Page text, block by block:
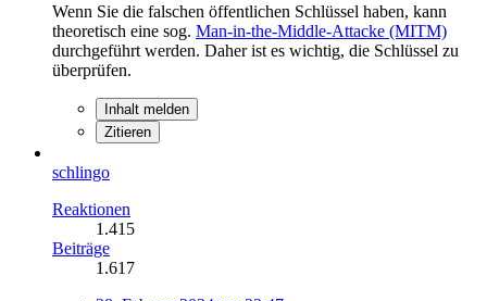
Wenn Sie die falschen öffentlichen Schlüssel haben, kann
theoretisch eine sog. Man-in-the-Middle-Attacke (MITM)
durchgeführt werden. Daher ist es wichtig, die Schlüssel zu
überprüfen.
Inhalt melden
Zitieren
schlingo
Reaktionen
1.415
Beiträge
1.617